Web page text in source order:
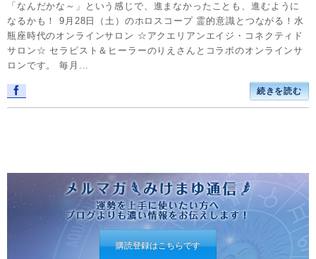
「なんだかな～」という感じで、進まなかったことも、進むように
なるかも！ 9月28日（土）のホロスコープ 霊的意識とつながる！水
瓶座時代のオンラインサロン ☆アクエリアンエイジ・コネクティド
サロン☆ セラピスト＆ヒーラーのりえさんとコラボのオンラインサ
ロンです。 毎月...
続きを読む
購読登録はこちらです